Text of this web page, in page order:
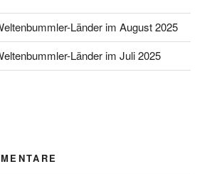
Länder im August 2025
Länder im Juli 2025